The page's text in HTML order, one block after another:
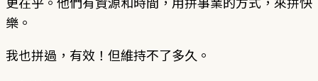
樂。
我也拼過，有效！但維持不了多久。